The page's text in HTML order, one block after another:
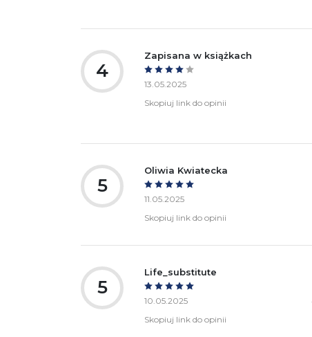
4
Zapisana w książkach
13.05.2025
Skopiuj link do opinii
5
Oliwia Kwiatecka
11.05.2025
Skopiuj link do opinii
5
Life_substitute
10.05.2025
Skopiuj link do opinii